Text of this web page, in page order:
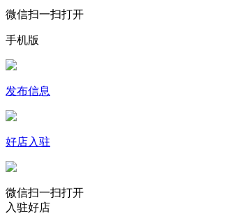
微信扫一扫打开
手机版
发布信息
好店入驻
微信扫一扫打开
入驻好店